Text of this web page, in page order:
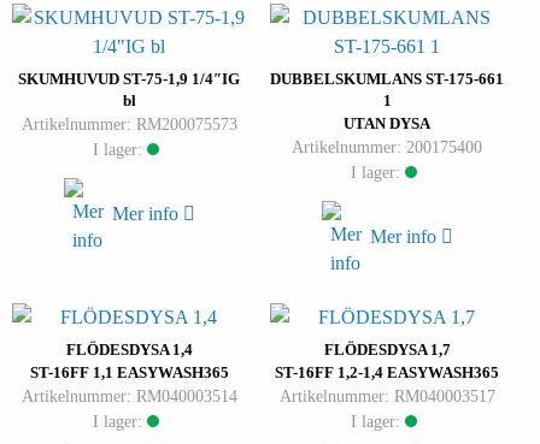
SKUMHUVUD ST-75-1,9 1/4″IG
bl
Artikelnummer: RM200075573
I lager:
Mer info
DUBBELSKUMLANS ST-175-661
1
UTAN DYSA
Artikelnummer: 200175400
I lager:
Mer info
FLÖDESDYSA 1,4
ST-16FF 1,1 EASYWASH365
Artikelnummer: RM040003514
I lager:
FLÖDESDYSA 1,7
ST-16FF 1,2-1,4 EASYWASH365
Artikelnummer: RM040003517
I lager: